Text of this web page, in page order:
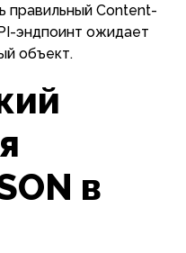
правильный Content-
эндпоинт ожидает
объект.
в